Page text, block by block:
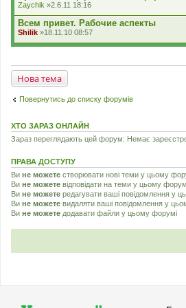
н
н
я
а
д
е
н
н
Zaychik »2.6.11 18:16
Всем привет. Рабочие аспекты
Shilik »18.11.10 08:57
Нова тема
Повернутись до списку форумів
ХТО ЗАРАЗ ОНЛАЙН
Зараз переглядають цей форум: Немає
ПРАВА ДОСТУПУ
Ви не можете створювати нові теми у цьому
Ви не можете відповідати на теми у цьому
Ви не можете редагувати ваші повідомлення у
Ви не можете видаляти ваші повідомлення у
Ви не можете додавати файли у цьому форумі